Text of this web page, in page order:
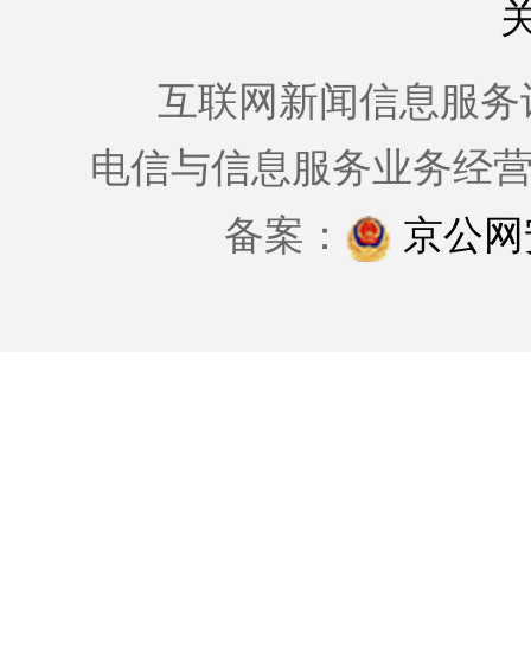
互联网新闻信息服务
电信与信息服务业务经
备案：
京公网